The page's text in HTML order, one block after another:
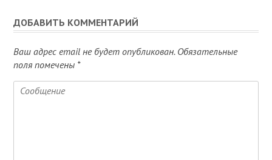
ДОБАВИТЬ КОММЕНТАРИЙ
Ваш адрес email не будет опубликован. Обязательные
поля помечены *